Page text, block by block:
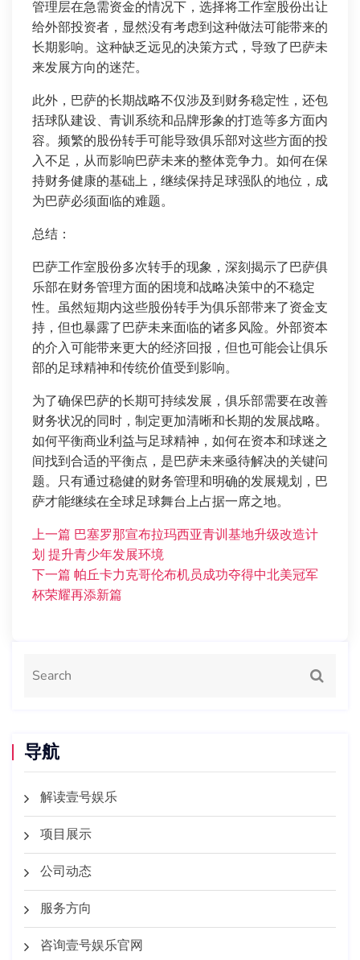
管理层在急需资金的情况下，选择将工作室股份出让
给外部投资者，显然没有考虑到这种做法可能带来的
长期影响。这种缺乏远见的决策方式，导致了巴萨未
来发展方向的迷茫。
此外，巴萨的长期战略不仅涉及到财务稳定性，还包
括球队建设、青训系统和品牌形象的打造等多方面内
容。频繁的股份转手可能导致俱乐部对这些方面的投
入不足，从而影响巴萨未来的整体竞争力。如何在保
持财务健康的基础上，继续保持足球强队的地位，成
为巴萨必须面临的难题。
总结：
巴萨工作室股份多次转手的现象，深刻揭示了巴萨俱
乐部在财务管理方面的困境和战略决策中的不稳定
性。虽然短期内这些股份转手为俱乐部带来了资金支
持，但也暴露了巴萨未来面临的诸多风险。外部资本
的介入可能带来更大的经济回报，但也可能会让俱乐
部的足球精神和传统价值受到影响。
为了确保巴萨的长期可持续发展，俱乐部需要在改善
财务状况的同时，制定更加清晰和长期的发展战略。
如何平衡商业利益与足球精神，如何在资本和球迷之
间找到合适的平衡点，是巴萨未来亟待解决的关键问
题。只有通过稳健的财务管理和明确的发展规划，巴
萨才能继续在全球足球舞台上占据一席之地。
上一篇 巴塞罗那宣布拉玛西亚青训基地升级改造计
划 提升青少年发展环境
下一篇 帕丘卡力克哥伦布机员成功夺得中北美冠军
杯荣耀再添新篇
导航
解读壹号娱乐
项目展示
公司动态
服务方向
咨询壹号娱乐官网